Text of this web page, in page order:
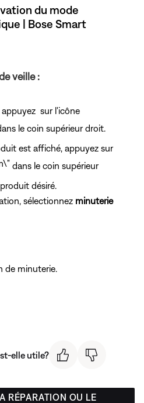
du mode
| Bose Smart
veille :
appuyez sur l'icône
le coin supérieur droit.
est affiché, appuyez sur
dans le coin supérieur
désiré.
sélectionnez minuterie
de minuterie.
elle utile?
RÉPARATION OU LE